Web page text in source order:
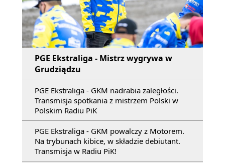
PGE Ekstraliga - Mistrz wygrywa w
Grudziądzu
PGE Ekstraliga - GKM nadrabia zaległości.
Transmisja spotkania z mistrzem Polski w
Polskim Radiu PiK
PGE Ekstraliga - GKM powalczy z Motorem.
Na trybunach kibice, w składzie debiutant.
Transmisja w Radiu PiK!